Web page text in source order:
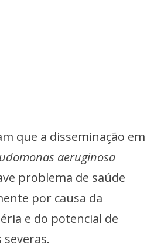
que a disseminação em
aeruginosa
problema de saúde
por causa da
e do potencial de